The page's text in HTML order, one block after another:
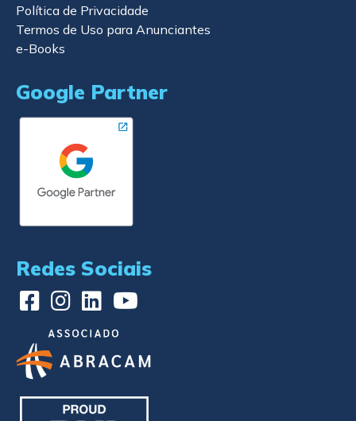
Política de Privacidade
Termos de Uso para Anunciantes
e-Books
Google Partner
Redes Sociais